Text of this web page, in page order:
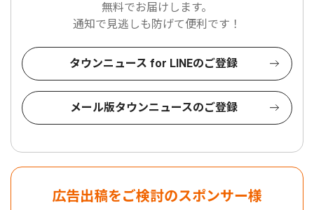
無料でお届けします。
通知で見逃しも防げて便利です！
タウンニュース for LINEのご登録
メール版タウンニュースのご登録
広告出稿をご検討のスポンサー様